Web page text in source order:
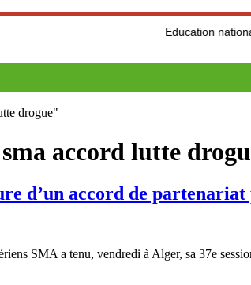
Education nationale :
drogue"
accord lutte
d’un accord de
SMA a tenu, vendredi à Alger, sa 37e